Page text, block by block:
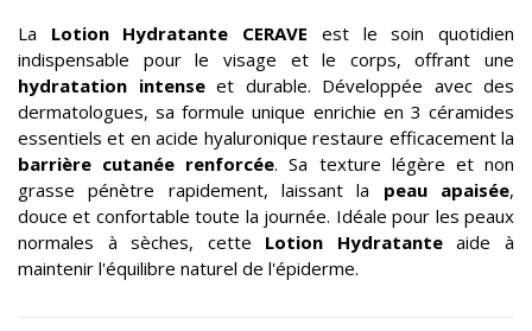
La Lotion Hydratante CERAVE est le soin quotidien
indispensable pour le visage et le corps, offrant une
hydratation intenseet durable. Développée avec des
dermatologues, sa formule unique enrichie en 3 céramides
essentiels et en acide hyaluronique restaure efficacement la
barrière cutanée renforcée. Sa texture légère et non
grasse pénètre rapidement, laissant la peau apaisée,
douce et confortable toute la journée. Idéale pour les peaux
normales à sèches, cette Lotion Hydratanteaide à
maintenir l'équilibre naturel de l'épiderme.